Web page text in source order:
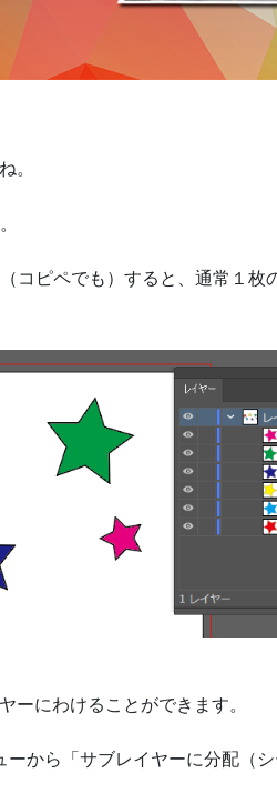
。
コピペでも）すると、通常１枚
ーにわけることができます。
から「サブレイヤーに分配（